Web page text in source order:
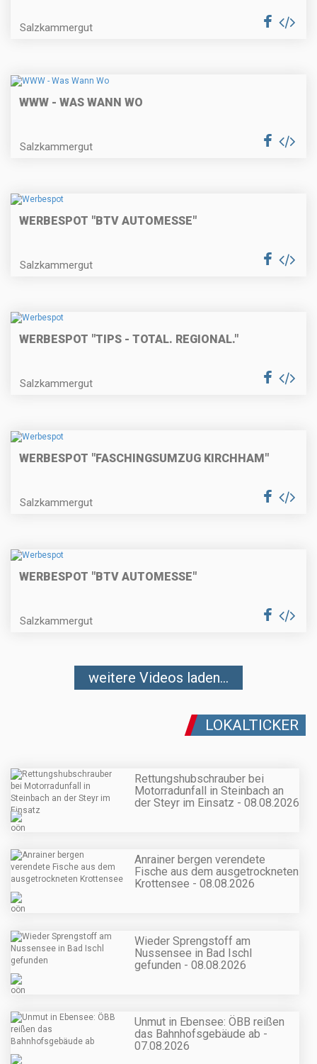
Salzkammergut
WWW - WAS WANN WO
Salzkammergut
WERBESPOT "BTV AUTOMESSE"
Salzkammergut
WERBESPOT "TIPS - TOTAL. REGIONAL."
Salzkammergut
WERBESPOT "FASCHINGSUMZUG KIRCHHAM"
Salzkammergut
WERBESPOT "BTV AUTOMESSE"
Salzkammergut
weitere Videos laden...
LOKALTICKER
Rettungshubschrauber bei
Motorradunfall in Steinbach an
der Steyr im Einsatz - 08.08.2026
Anrainer bergen verendete
Fische aus dem ausgetrockneten
Krottensee - 08.08.2026
Wieder Sprengstoff am
Nussensee in Bad Ischl
gefunden - 08.08.2026
Unmut in Ebensee: ÖBB reißen
das Bahnhofsgebäude ab -
07.08.2026